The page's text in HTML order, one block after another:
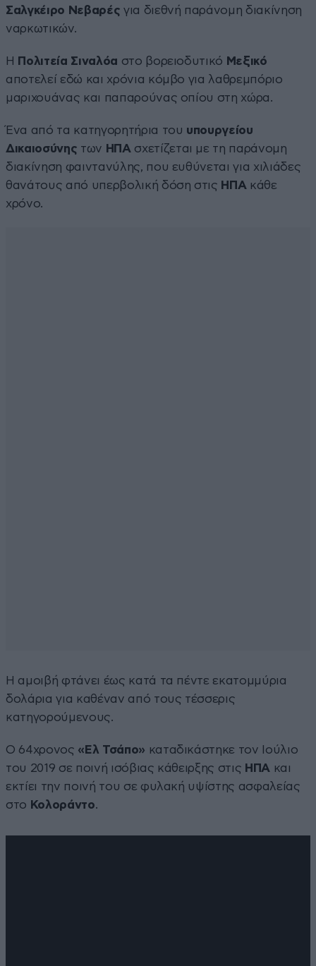
Σαλγκέιρο Νεβαρές για διεθνή παράνομη διακίνηση
ναρκωτικών.
Η Πολιτεία Σιναλόα στο βορειοδυτικό Μεξικό
αποτελεί εδώ και χρόνια κόμβο για λαθρεμπόριο
μαριχουάνας και παπαρούνας οπίου στη χώρα.
Ένα από τα κατηγορητήρια του υπουργείου
Δικαιοσύνης των ΗΠΑ σχετίζεται με τη παράνομη
διακίνηση φαιντανύλης, που ευθύνεται για χιλιάδες
θανάτους από υπερβολική δόση στις ΗΠΑ κάθε
χρόνο.
Η αμοιβή φτάνει έως κατά τα πέντε εκατομμύρια
δολάρια για καθέναν από τους τέσσερις
κατηγορούμενους.
Ο 64χρονος «Ελ Τσάπο» καταδικάστηκε τον Ιούλιο
του 2019 σε ποινή ισόβιας κάθειρξης στις ΗΠΑ και
εκτίει την ποινή του σε φυλακή υψίστης ασφαλείας
στο Κολοράντο.